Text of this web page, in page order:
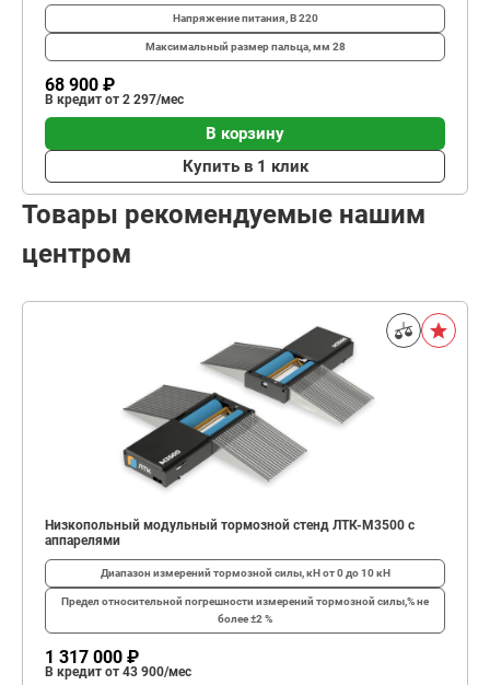
Напряжение питания, В220
Максимальный размер пальца, мм 28
68 900 ₽
В кредит от 2 297/мес
В корзину
Купить в 1 клик
Товары рекомендуемые нашим
центром
Низкопольный модульный тормозной стенд ЛТК-М3500 с
аппарелями
Диапазон измерений тормозной силы, кНот 0 до 10 кН
Предел относительной погрешности измерений тормозной силы,%не
более ±2 %
1 317 000 ₽
В кредит от 43 900/мес